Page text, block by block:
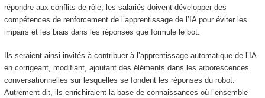
répondre aux conflits de rôle, les salariés doivent développer des
compétences de renforcement de l’apprentissage de l’IA pour éviter les
impairs et les biais dans les réponses que formule le bot.
Ils seraient ainsi invités à contribuer à l’apprentissage automatique de l’IA
en corrigeant, modifiant, ajoutant des éléments dans les arborescences
conversationnelles sur lesquelles se fondent les réponses du robot.
Autrement dit, ils enrichiraient la base de connaissances où l’ensemble